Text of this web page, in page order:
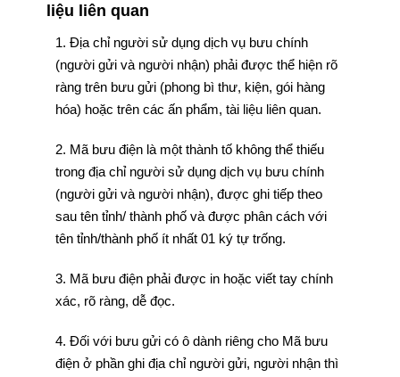
liệu liên quan
1. Địa chỉ người sử dụng dịch vụ bưu chính
(người gửi và người nhận) phải được thể hiện rõ
ràng trên bưu gửi (phong bì thư, kiện, gói hàng
hóa) hoặc trên các ấn phẩm, tài liệu liên quan.
2. Mã bưu điện là một thành tố không thể thiếu
trong địa chỉ người sử dụng dịch vụ bưu chính
(người gửi và người nhận), được ghi tiếp theo
sau tên tỉnh/ thành phố và được phân cách với
tên tỉnh/thành phố ít nhất 01 ký tự trống.
3. Mã bưu điện phải được in hoặc viết tay chính
xác, rõ ràng, dễ đọc.
4. Đối với bưu gửi có ô dành riêng cho Mã bưu
điện ở phần ghi địa chỉ người gửi, người nhận thì